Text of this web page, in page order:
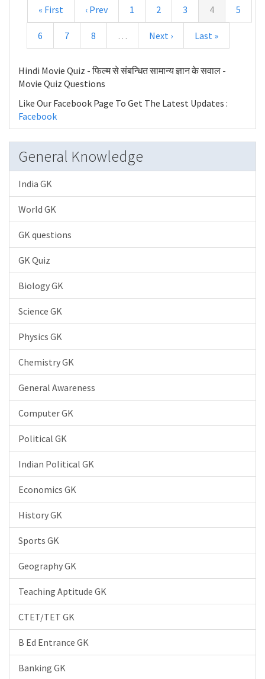
« First ‹ Prev 1 2 3 4 5
6 7 8 … Next › Last »
Hindi Movie Quiz - फिल्म से संबन्धित सामान्य ज्ञान के सवाल -
Movie Quiz Questions
Like Our Facebook Page To Get The Latest Updates :
Facebook
General Knowledge
India GK
World GK
GK questions
GK Quiz
Biology GK
Science GK
Physics GK
Chemistry GK
General Awareness
Computer GK
Political GK
Indian Political GK
Economics GK
History GK
Sports GK
Geography GK
Teaching Aptitude GK
CTET/TET GK
B Ed Entrance GK
Banking GK